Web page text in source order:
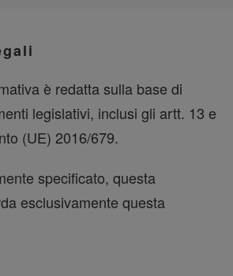
è redatta sulla base di
legislativi, inclusi gli artt. 13 e
(UE) 2016/679.
specificato, questa
esclusivamente questa